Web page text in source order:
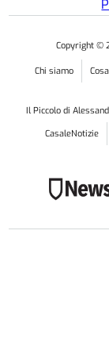
Copyright ©
Chi siamo
Il Piccolo di
CasaleNotizie